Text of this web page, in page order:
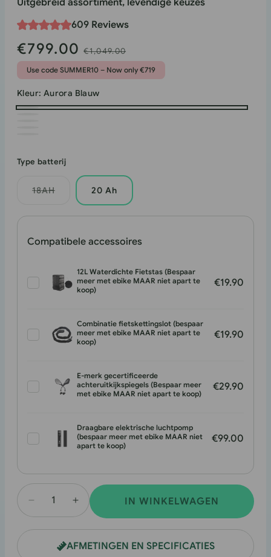
609 Reviews
Verkoopprijs
€799.00 Normale
prijs
€1,049.00
Use code SUMMER10 – Now only €719
Kleur: Aurora Blauw
Type batterij
18AH
uitverkocht
of
20 Ah
Compatibele accessoires
12L Waterdichte Fietstas (Bespaar
meer met ebike MAAR niet apart te
koop)
€19.90
Combinatie fietskettingslot (bespaar
meer met ebike MAAR niet apart te
koop)
€19.90
E-merk gecertificeerde
achteruitkijkspiegels (Bespaar meer
met ebike MAAR niet apart te koop)
€29.90
Draagbare elektrische luchtpomp
(bespaar meer met ebike MAAR niet
apart te koop)
€99.00
HoeveelheidHoeveelheid
voor
IN WINKELWAGEN
AFMETINGEN EN SPECIFICATIES